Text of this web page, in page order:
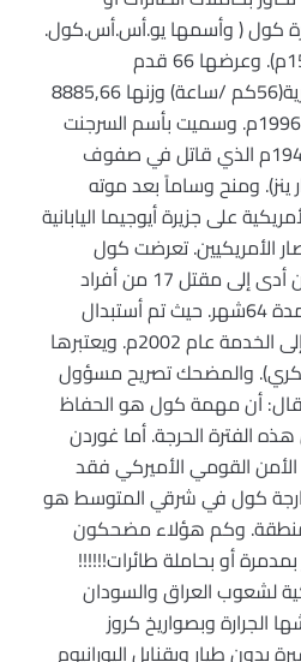
كول ( وأسمها يو.أس.أس.كول.
ويبلغ طولها 505أقدام (153,9م). وعرضها 66 قدم
(12م),وسرعتها 30 عقدة بحرية(56كم /ساعة) وزنها 8885,66
طن. وضعت في الخدمة عام 1996م. وسميت بأسم السرجنت
صموئيل دارين كول1920 ـ 1945م الذي قاتل في صفوف
ينز). ومنح وساماً بعد موته
على جزيرة أيوجيما اليابانية
الأمريكيين. تعرضت كول
لعملية انتحارية في ميناء عدن أدى إلى مقتل 17 من أفراد
طاقمها.وأستغرق إصلاحها مدة 64شهر. حيث تم أستبدال
550طن من الحديد, وأعيدت إلى الخدمة عام 2002م. ويعتبرها
والمضحك تصريح مسؤول
أن مهمة كول هو الحفاظ
الفترة الحرجة. أما غوردن
القومي الأميركي فقد
كول في شرقي المتوسط هو
وكم هؤلاء مضحكون
أو بحاملة طائرات!!!!!!
لشعوب العراق والسودان
الجرارة وبصواريخ كروز
بدون طيار وبقنابل اليورانيوم